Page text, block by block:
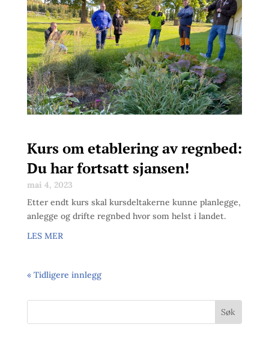
Kurs om etablering av regnbed:
Du har fortsatt sjansen!
mai 4, 2023
Etter endt kurs skal kursdeltakerne kunne planlegge,
anlegge og drifte regnbed hvor som helst i landet.
LES MER
« Tidligere innlegg